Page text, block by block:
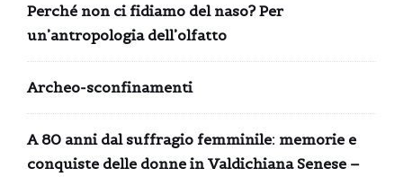
Perché non ci fidiamo del naso? Per
un’antropologia dell’olfatto
Archeo-sconfinamenti
A 80 anni dal suffragio femminile: memorie e
conquiste delle donne in Valdichiana Senese –